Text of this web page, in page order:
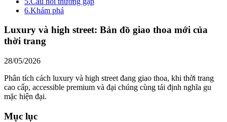
6.Khám phá
Luxury và high street: Bản đồ giao thoa mới của
thời trang
28/05/2026
Phân tích cách luxury và high street đang giao thoa, khi thời trang
cao cấp, accessible premium và đại chúng cùng tái định nghĩa gu
mặc hiện đại.
Mục lục